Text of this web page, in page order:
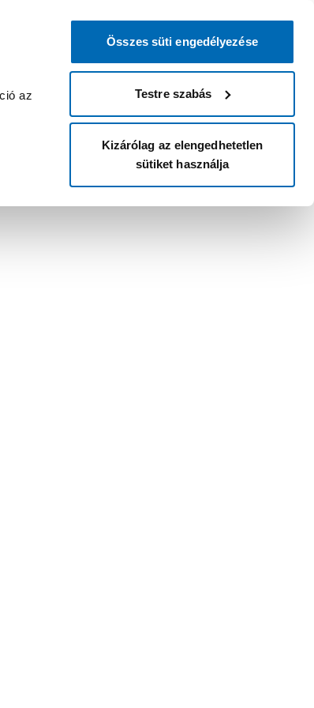
az
Összes süti engedélyezése
Testre szabás
Kizárólag az elengedhetetlen
sütiket használja